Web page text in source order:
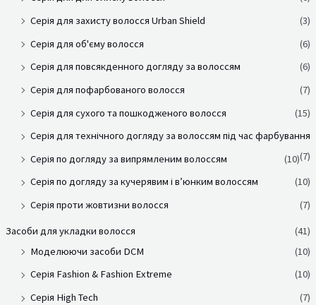
Серія для захисту волосся Urban Shield
(3)
Серія для об'єму волосся
(6)
Серія для повсякденного догляду за волоссям
(6)
Серія для пофарбованого волосся
(7)
Серія для сухого та пошкодженого волосся
(15)
Серія для технічного догляду за волоссям під час фарбування
(7)
Серія по догляду за випрямленим волоссям
(10)
Серія по догляду за кучерявим і в’юнким волоссям
(10)
Серія проти жовтизни волосся
(7)
Засоби для укладки волосся
(41)
Моделюючи засоби DCM
(10)
Серія Fashion & Fashion Extreme
(10)
Серія High Tech
(7)